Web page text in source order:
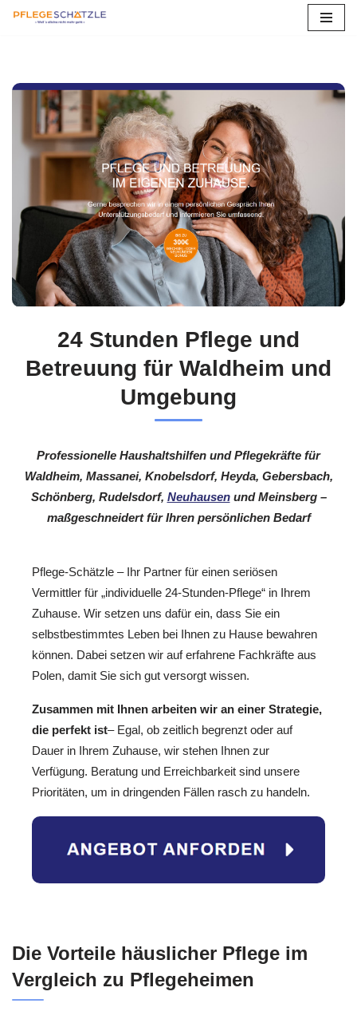
springen
24 Stunden Pflege und
Betreuung für Waldheim und
Umgebung
Professionelle Haushaltshilfen und Pflegekräfte für
Waldheim, Massanei, Knobelsdorf, Heyda, Gebersbach,
Schönberg, Rudelsdorf, Neuhausenund Meinsberg –
maßgeschneidert für Ihren persönlichen Bedarf
Pflege-Schätzle – Ihr Partner für einen seriösen
Vermittler für „individuelle 24-Stunden-Pflege“ in Ihrem
Zuhause. Wir setzen uns dafür ein, dass Sie ein
selbstbestimmtes Leben bei Ihnen zu Hause bewahren
können. Dabei setzen wir auf erfahrene Fachkräfte aus
Polen, damit Sie sich gut versorgt wissen.
Zusammen mit Ihnen arbeiten wir an einer Strategie,
die perfekt ist– Egal, ob zeitlich begrenzt oder auf
Dauer in Ihrem Zuhause, wir stehen Ihnen zur
Verfügung. Beratung und Erreichbarkeit sind unsere
Prioritäten, um in dringenden Fällen rasch zu handeln.
Die Vorteile häuslicher Pflege im
Vergleich zu Pflegeheimen